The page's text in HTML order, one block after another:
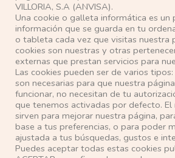
He leído y acepto la política de privacidad
Localización
Pasaje Ana Mª del Valle, s/n
28500 Arganda del Rey (Madrid)
Teléfono: 91 871 63 14
E-mail: anvisa@anvisa.com
VILLORIA, S.A (ANVISA).
Una cookie o galleta informática es un
información que se guarda en tu
o tableta cada vez que visitas nuestra
cookies son nuestras y otras
externas que prestan servicios para
Las cookies pueden ser de varios
son necesarias para que nuestra
funcionar, no necesitan de tu
que tenemos activadas por defecto.
sirven para mejorar nuestra página,
base a tus preferencias, o para poder
ajustada a tus búsquedas, gustos e
Puedes aceptar todas estas cookies